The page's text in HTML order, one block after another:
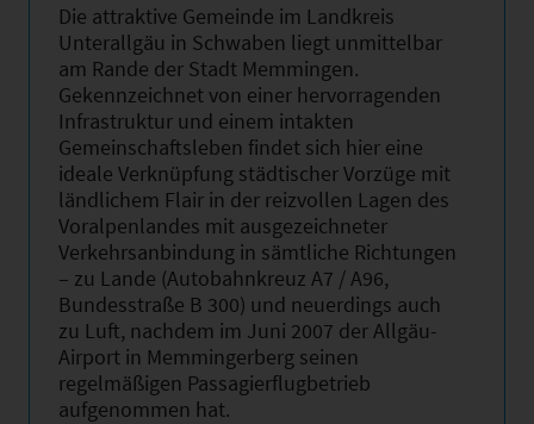
Die attraktive Gemeinde im Landkreis
Unterallgäu in Schwaben liegt unmittelbar
am Rande der Stadt Memmingen.
Gekennzeichnet von einer hervorragenden
Infrastruktur und einem intakten
Gemeinschaftsleben findet sich hier eine
ideale Verknüpfung städtischer Vorzüge mit
ländlichem Flair in der reizvollen Lagen des
Voralpenlandes mit ausgezeichneter
Verkehrsanbindung in sämtliche Richtungen
– zu Lande (Autobahnkreuz A7 / A96,
Bundesstraße B 300) und neuerdings auch
zu Luft, nachdem im Juni 2007 der Allgäu-
Airport in Memmingerberg seinen
regelmäßigen Passagierflugbetrieb
aufgenommen hat.